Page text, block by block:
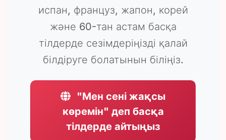
испан, француз, жапон, корей
және 60-тан астам басқа
тілдерде сезімдеріңізді қалай
білдіруге болатынын біліңіз.
"Мен сені жақсы
көремін" деп басқа
тілдерде айтыңыз